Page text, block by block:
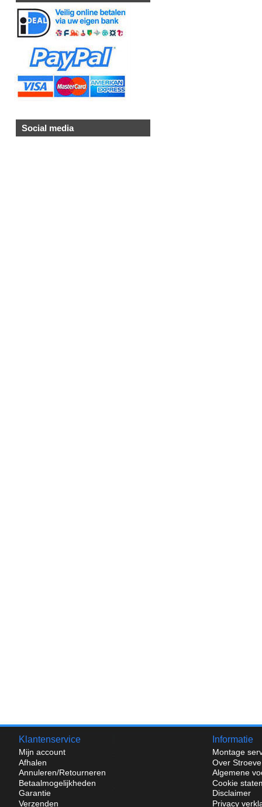
Social media
Klantenservice
Mijn account
Afhalen
Annuleren/Retourneren
Betaalmogelijkheden
Garantie
Verzenden
Informatie
Montage
Over
Algemene
Cookie
Disclaimer
Privacy